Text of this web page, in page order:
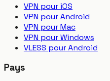
VPN pour iOS
VPN pour Android
VPN pour Mac
VPN pour Windows
VLESS pour Android
Pays